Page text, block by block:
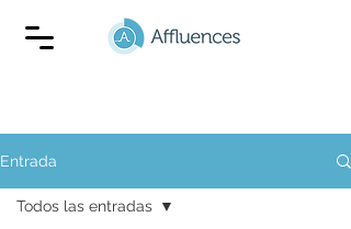
Entrada
Todos las entradas